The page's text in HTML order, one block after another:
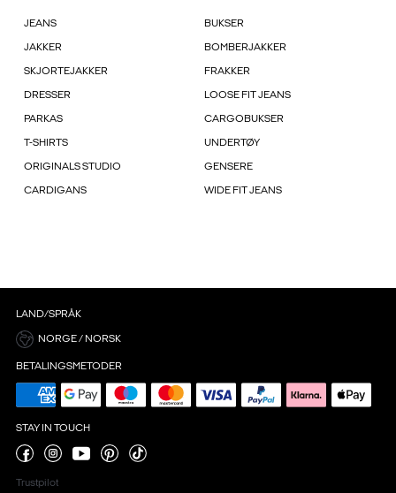
JEANS BUKSER
JAKKER BOMBERJAKKER
SKJORTEJAKKER FRAKKER
DRESSER LOOSE FIT JEANS
PARKAS CARGOBUKSER
T-SHIRTS UNDERTØY
ORIGINALS STUDIO GENSERE
CARDIGANS WIDE FIT JEANS
LAND/SPRÅK
NORGE / NORSK
BETALINGSMETODER
STAY IN TOUCH
Trustpilot